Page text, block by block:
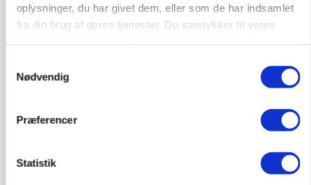
oplysninger, du har givet dem, eller som de har indsamlet
fra din brug af deres tjenester. Du samtykker til vores
Nødvendig
Præferencer
Statistik
Loading...